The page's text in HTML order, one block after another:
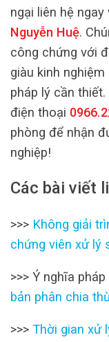
ngại liên hệ ngay
Nguyễn Huệ.
công chứng với
giàu kinh
pháp lý cần
điện thoại
phòng để nhận
nghiệp!
Các bài viết
>>> Không giải
chứng viên xử lý
>>> Ý nghĩa
bản phân chia
>>> Thời gian xử